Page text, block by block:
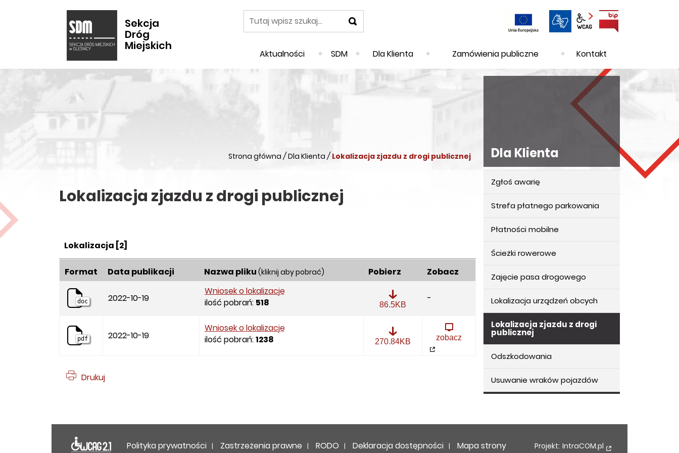
Sekcja
Dróg
Miejskich
szukaj
Panel wcag
Aktualności SDM Dla Klienta Zamówienia publiczne Kontakt
Strona główna / Dla Klienta / Lokalizacja zjazdu z drogi publicznej Dla Klienta
Lokalizacja zjazdu z drogi publicznej
Kategoria:
Lokalizacja [2]
Format Data publikacji Nazwa pliku (kliknij aby pobrać) Pobierz Zobacz
doc 2022-10-19
Wniosek o lokalizację
ilość pobrań: 518
Wniosek
86.5KB
-
pdf 2022-10-19
Wniosek o lokalizację
ilość pobrań:1238
Wniosek
270.84KB zobacz
Drukuj
Dla
Klienta
Zgłoś awarię
Strefa płatnego parkowania
Płatności mobilne
Ścieżki rowerowe
Zajęcie pasa drogowego
Lokalizacja urządzeń obcych
Lokalizacja zjazdu z drogi
publicznej
Odszkodowania
Usuwanie wraków pojazdów
Deklaracja dostępności
Polityka prywatności Zastrzeżenia prawne RODO Deklaracja dostępności Mapa strony Projekt: IntraCOM.pl